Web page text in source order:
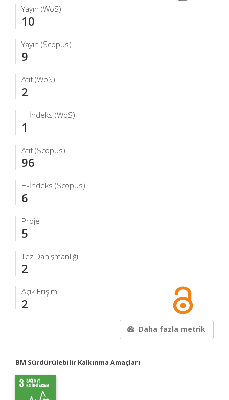
Yayın (WoS)
10
Yayın (Scopus)
9
Atıf (WoS)
2
H-İndeks (WoS)
1
Atıf (Scopus)
96
H-İndeks (Scopus)
6
Proje
5
Tez Danışmanlığı
2
Açık Erişim
2
Daha fazla metrik
BM Sürdürülebilir Kalkınma Amaçları